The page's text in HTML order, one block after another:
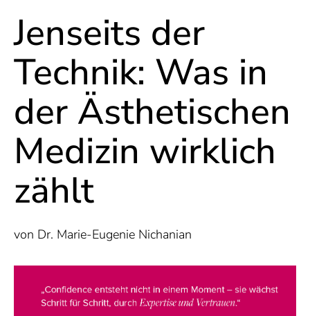
Jenseits der
Technik: Was in
der Ästhetischen
Medizin wirklich
zählt
von Dr. Marie-Eugenie Nichanian